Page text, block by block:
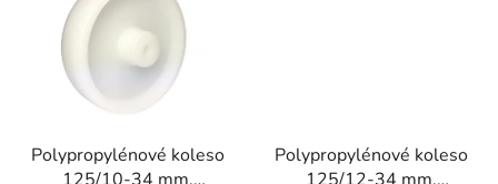
Polypropylénové koleso
Polypropylénové koleso